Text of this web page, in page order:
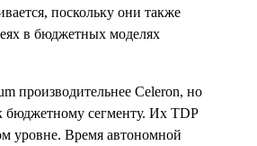
поскольку они также
в бюджетных моделях
производительнее Celeron, но
бюджетному сегменту. Их TDP
уровне. Время автономной